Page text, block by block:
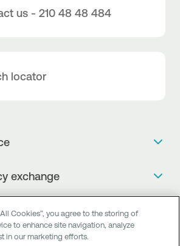
us - 210 48 48 484
locator
in transactions is here!
Transaction Banking Officer
exchange
and charges
Report
Cookies”, you agree to the storing of
to enhance site navigation, analyze
in our marketing efforts.